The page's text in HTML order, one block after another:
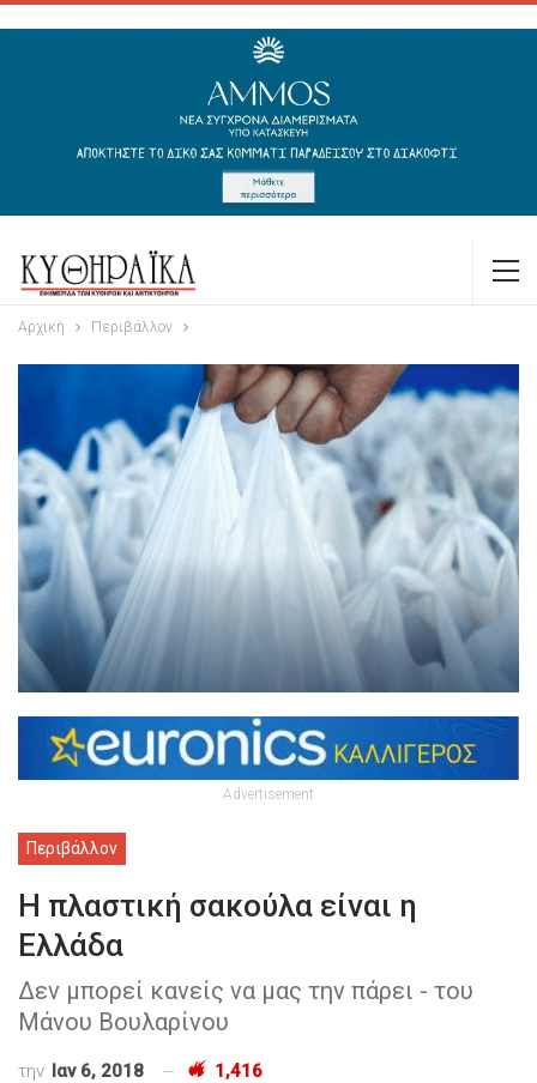
Αρχική Περιβάλλον
Advertisement
Περιβάλλον
Η πλαστική σακούλα είναι η
Ελλάδα
Δεν μπορεί κανείς να μας την πάρει - του
Μάνου Βουλαρίνου
την Ιαν 6, 2018 1,416